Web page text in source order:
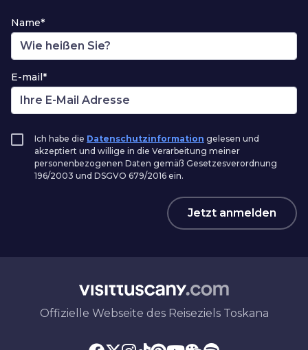
Name*
E-mail*
Ich habe die Datenschutzinformation gelesen und
akzeptiert und willige in die Verarbeitung meiner
personenbezogenen Daten gemäß Gesetzesverordnung
196/2003 und DSGVO 679/2016 ein.
Jetzt anmelden
Offizielle Webseite des Reiseziels Toskana